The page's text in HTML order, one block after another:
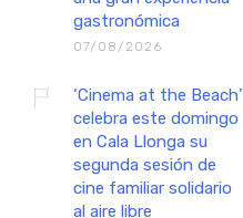
gastronómica
07/08/2026
‘Cinema at the Beach’
celebra este domingo
en Cala Llonga su
segunda sesión de
cine familiar solidario
al aire libre